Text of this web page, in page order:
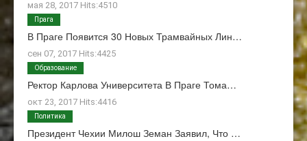
мая 28, 2017 Hits:4510
В Праге Появится 30 Новых Трамвайных Лин…
сен 07, 2017 Hits:4425
Прага
Ректор Карлова Университета В Праге Тома…
окт 23, 2017 Hits:4416
Образование
Президент Чехии Милош Земан Заявил, Что …
Политика